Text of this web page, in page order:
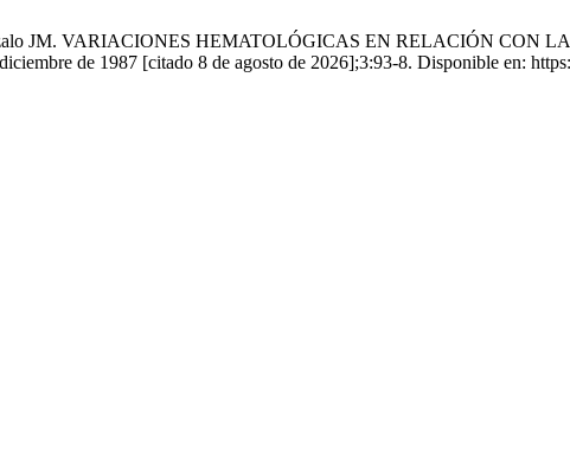
JM. VARIACIONES HEMATOLÓGICAS EN RELACIÓN
de 1987 [citado 8 de agosto de 2026];3:93-8. Disponible en: